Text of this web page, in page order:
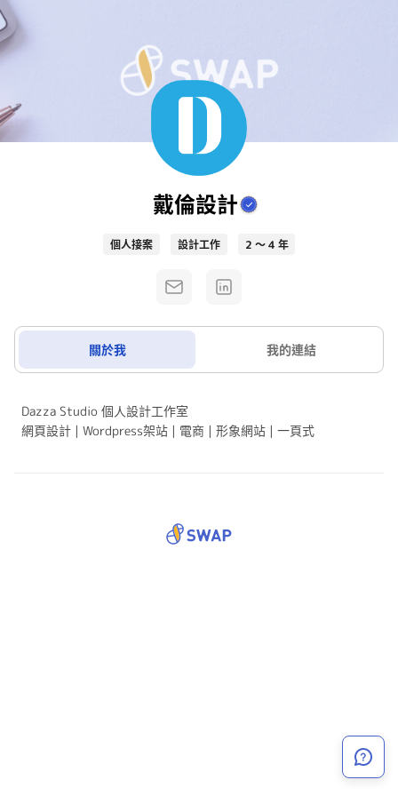
戴倫設計
個人接案 設計工作 2 ～ 4 年
關於我 我的連結
Dazza Studio 個人設計工作室
網頁設計 | Wordpress架站 | 電商 | 形象網站 | 一頁式